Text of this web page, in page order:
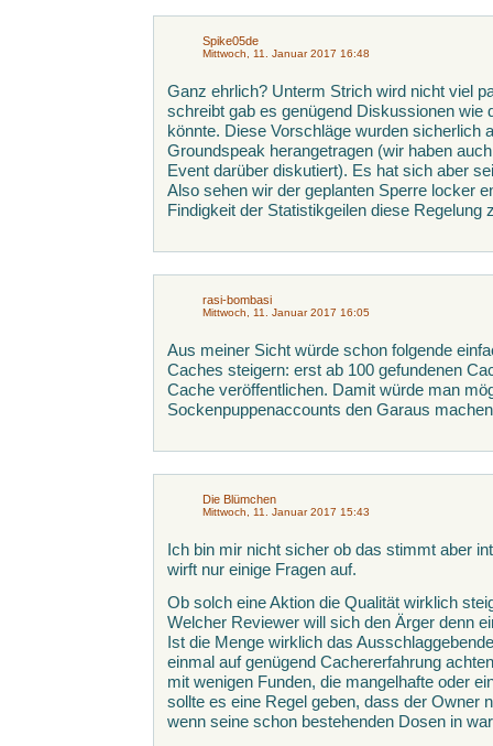
Spike05de
Mittwoch, 11. Januar 2017 16:48
Ganz ehrlich? Unterm Strich wird nicht viel
schreibt gab es genügend Diskussionen wie
könnte. Diese Vorschläge wurden sicherlich
Groundspeak herangetragen (wir haben
Event darüber diskutiert). Es hat sich aber
Also sehen wir der geplanten Sperre locker
Findigkeit der Statistikgeilen diese Regelung
rasi-bombasi
Mittwoch, 11. Januar 2017 16:05
Aus meiner Sicht würde schon folgende
Caches steigern: erst ab 100 gefundenen
Cache veröffentlichen. Damit würde man
Sockenpuppenaccounts den Garaus
Die Blümchen
Mittwoch, 11. Januar 2017 15:43
Ich bin mir nicht sicher ob das stimmt aber
wirft nur einige Fragen auf.
Ob solch eine Aktion die Qualität wirklich
Welcher Reviewer will sich den Ärger denn
Ist die Menge wirklich das
einmal auf genügend Cachererfahrung
mit wenigen Funden, die mangelhafte oder
sollte es eine Regel geben, dass der Owner
wenn seine schon bestehenden Dosen in